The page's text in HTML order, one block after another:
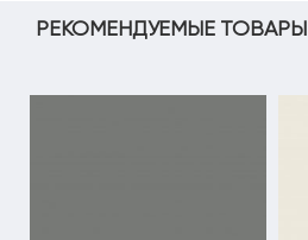
РЕКОМЕНДУЕМЫЕ ТОВАРЫ